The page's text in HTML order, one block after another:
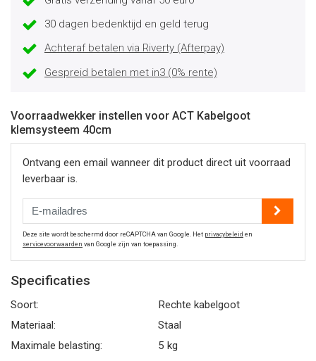
30 dagen bedenktijd en geld terug
Achteraf betalen via Riverty (Afterpay)
Gespreid betalen met in3 (0% rente)
Voorraadwekker instellen voor ACT Kabelgoot
klemsysteem 40cm
Ontvang een email wanneer dit product direct uit voorraad
leverbaar is.
Deze site wordt beschermd door reCAPTCHA van Google. Het privacybeleid en
servicevoorwaarden van Google zijn van toepassing.
Specificaties
Soort:
Rechte kabelgoot
Materiaal:
Staal
Maximale belasting:
5 kg